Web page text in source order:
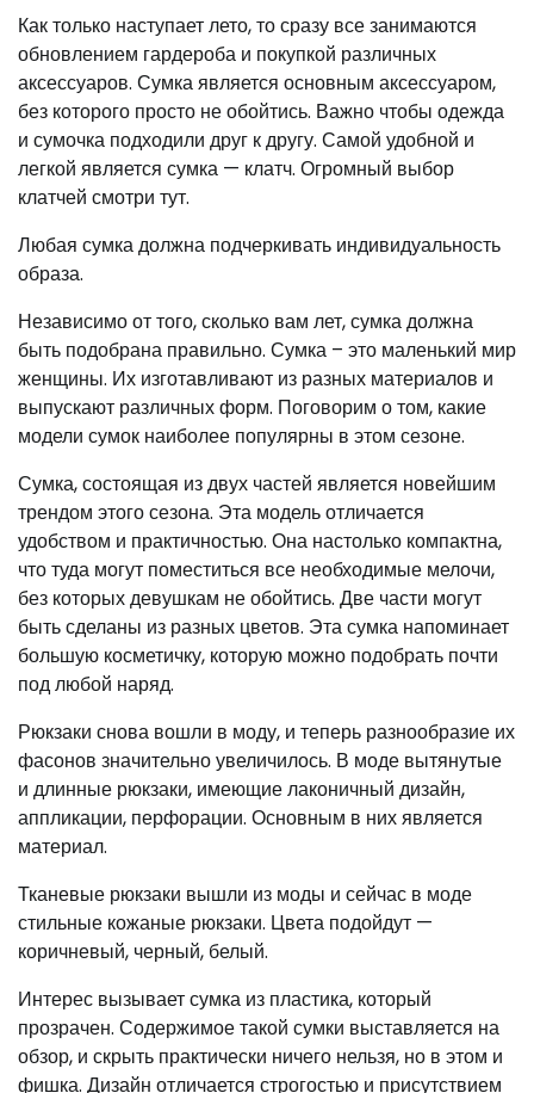
Как только наступает лето, то сразу все занимаются
обновлением гардероба и покупкой различных
аксессуаров. Сумка является основным аксессуаром,
без которого просто не обойтись. Важно чтобы одежда
и сумочка подходили друг к другу. Самой удобной и
легкой является сумка — клатч. Огромный выбор
клатчей смотри тут.
Любая сумка должна подчеркивать индивидуальность
образа.
Независимо от того, сколько вам лет, сумка должна
быть подобрана правильно. Сумка – это маленький мир
женщины. Их изготавливают из разных материалов и
выпускают различных форм. Поговорим о том, какие
модели сумок наиболее популярны в этом сезоне.
Сумка, состоящая из двух частей является новейшим
трендом этого сезона. Эта модель отличается
удобством и практичностью. Она настолько компактна,
что туда могут поместиться все необходимые мелочи,
без которых девушкам не обойтись. Две части могут
быть сделаны из разных цветов. Эта сумка напоминает
большую косметичку, которую можно подобрать почти
под любой наряд.
Рюкзаки снова вошли в моду, и теперь разнообразие их
фасонов значительно увеличилось. В моде вытянутые
и длинные рюкзаки, имеющие лаконичный дизайн,
аппликации, перфорации. Основным в них является
материал.
Тканевые рюкзаки вышли из моды и сейчас в моде
стильные кожаные рюкзаки. Цвета подойдут —
коричневый, черный, белый.
Интерес вызывает сумка из пластика, который
прозрачен. Содержимое такой сумки выставляется на
обзор, и скрыть практически ничего нельзя, но в этом и
фишка. Дизайн отличается строгостью и присутствием